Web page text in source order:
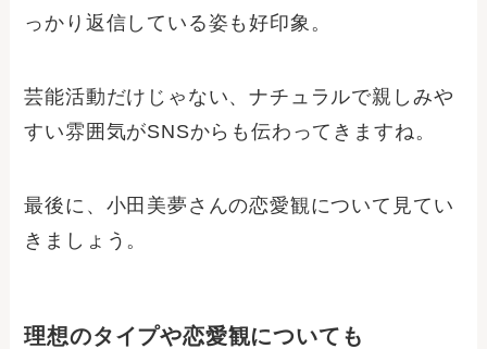
っかり返信している姿も好印象。
芸能活動だけじゃない、ナチュラルで親しみや
すい雰囲気がSNSからも伝わってきますね。
最後に、小田美夢さんの恋愛観について見てい
きましょう。
理想のタイプや恋愛観についても